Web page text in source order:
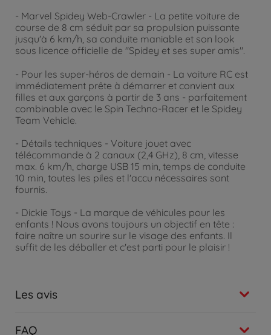
- Marvel Spidey Web-Crawler - La petite voiture de
course de 8 cm séduit par sa propulsion puissante
jusqu'à 6 km/h, sa conduite maniable et son look
sous licence officielle de "Spidey et ses super amis".
- Pour les super-héros de demain - La voiture RC est
immédiatement prête à démarrer et convient aux
filles et aux garçons à partir de 3 ans - parfaitement
combinable avec le Spin Techno-Racer et le Spidey
Team Vehicle.
- Détails techniques - Voiture jouet avec
télécommande à 2 canaux (2,4 GHz), 8 cm, vitesse
max. 6 km/h, charge USB 15 min, temps de conduite
10 min, toutes les piles et l'accu nécessaires sont
fournis.
- Dickie Toys - La marque de véhicules pour les
enfants ! Nous avons toujours un objectif en tête :
faire naître un sourire sur le visage des enfants. Il
suffit de les déballer et c'est parti pour le plaisir !
Les avis
FAQ